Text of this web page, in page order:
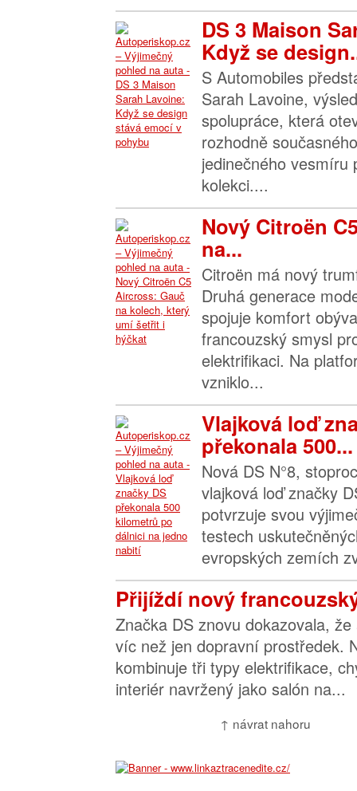
DS 3 Maison
Když se
S Automobiles
Sarah Lavoine,
spolupráce, která
rozhodně
jedinečného vesmíru
kolekci....
Nový Citroën
na...
Citroën má nový
Druhá generace
spojuje komfort
francouzský smysl
elektrifikaci. Na
vzniklo...
Vlajková loď
překonala 500...
Nová DS N°8,
vlajková loď značky
potvrzuje svou
testech
evropských zemích
Přijíždí nový
Značka DS znovu dokazovala,
víc než jen dopravní prostředek.
kombinuje tři typy elektrifikace,
interiér navržený jako salón na...
↑ návrat nahoru